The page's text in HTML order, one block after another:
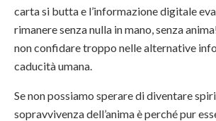
carta si butta e l’informazione digitale
rimanere senza nulla in mano, senza
non confidare troppo nelle alternative
caducità umana.
Se non possiamo sperare di diventare
sopravvivenza dell’anima è perché pur